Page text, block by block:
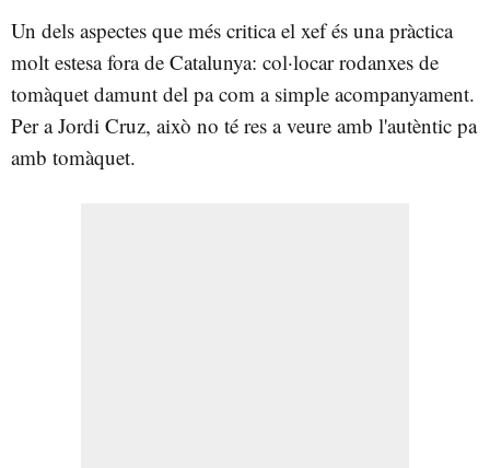
Un dels aspectes que més critica el xef és una pràctica
molt estesa fora de Catalunya: col·locar rodanxes de
tomàquet damunt del pa com a simple acompanyament.
Per a Jordi Cruz, això no té res a veure amb l'autèntic pa
amb tomàquet.